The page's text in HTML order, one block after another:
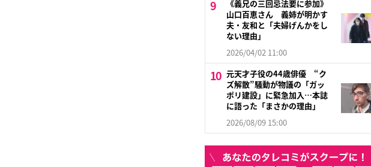
《義兄の三回忌法要に参加》
山口百恵さん 義姉が明かす
夫・友和と「夫婦げんかをし
ない理由」
2026/04/02 11:00
元天才子役の44歳俳優 “ク
ズ解散”騒動が物議の「ガッ
ポリ建設」に緊急加入…本誌
に語った「まさかの理由」
2026/08/09 15:00